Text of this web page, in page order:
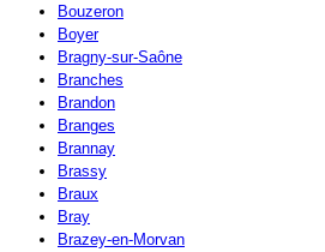
Bouzeron
Boyer
Bragny-sur-Saône
Branches
Brandon
Branges
Brannay
Brassy
Braux
Bray
Brazey-en-Morvan